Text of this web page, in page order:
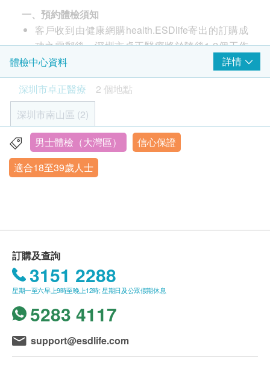
靜臥心電圖
重點項目
總膽固醇
三酸甘油脂
高密度脂蛋白膽固醇
低密度脂蛋白膽固醇
糖尿 重點項目
空腹血糖
糖化血色素
總膽紅素
直接膽紅素
間接膽紅素
腎功能 重點項目
肌酸酐
一、預約體檢須知
客戶收到由健康網購health.ESDlife寄出的訂購成
功之電郵後，深圳市卓正醫療將於隨後1-2個工作
天的辦公時間內，致電客戶預約身體檢查的時間及
地點。客戶亦可至少提前1日致電至深圳市卓正醫
療香港客戶經理處進行預約（聯絡電話：+852
5168 9180）。
客戶至現場後，深圳市卓正醫療工作人員會核對客
戶的姓名、出生年月日、手機號及健康網購
health.ESDlife訂購成功之電郵。
訂單如需改期，請至少提前1日聯絡 +852 5168
市卓正醫療可安排醫護人員陪同提供翻譯服務。
如果商戶頁面與體檢計劃頁面的繁體中文、簡體中
文、英文三個版本有任何抵觸或不相符之處，應以
繁體中文版本為準。
體檢報告領取和講解（不包含胃鏡/結腸鏡/胃腸鏡
客人可在體檢日確認報告語言（可選擇簡體中文或
體檢中心資料
詳情
深圳市卓正醫療
2 個地點
深圳市南山區 (2)
深圳市南山區海德三道1288號航天科技廣場B座商業裙樓5
樓
深圳市南山區工業四路萬融大廈A座5樓A單元
顯示地圖
晚上17:00
男士體檢（大灣區）
信心保證
適合18至39歲人士
訂購及查詢
3151 2288
星期一至六早上9時至晚上12時; 星期日及公眾假期休息
5283 4117
support@esdlife.com